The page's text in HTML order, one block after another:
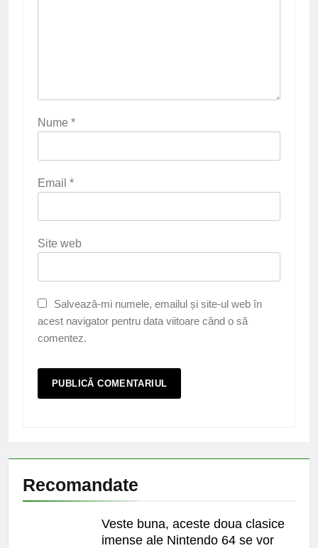
Nume *
Email *
Site web
Salvează-mi numele, emailul și site-ul web în
acest navigator pentru data viitoare când o să
comentez.
Recomandate
Veste buna, aceste doua clasice
imense ale Nintendo 64 se vor